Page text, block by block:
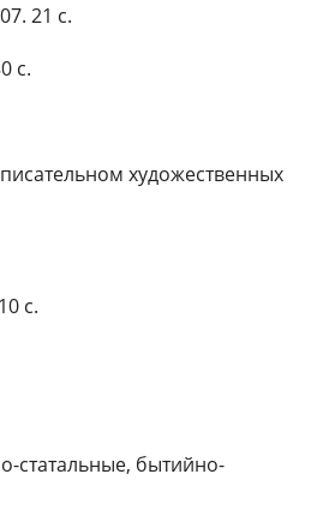
21 с.
с.
художественных
с.
статальные, бытийно-